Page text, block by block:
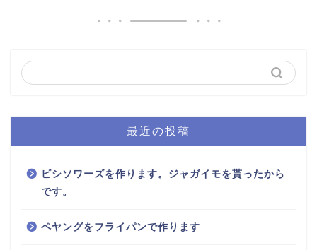
最近の投稿
ビシソワーズを作ります。ジャガイモを貰ったから
です。
ペヤングをフライパンで作ります